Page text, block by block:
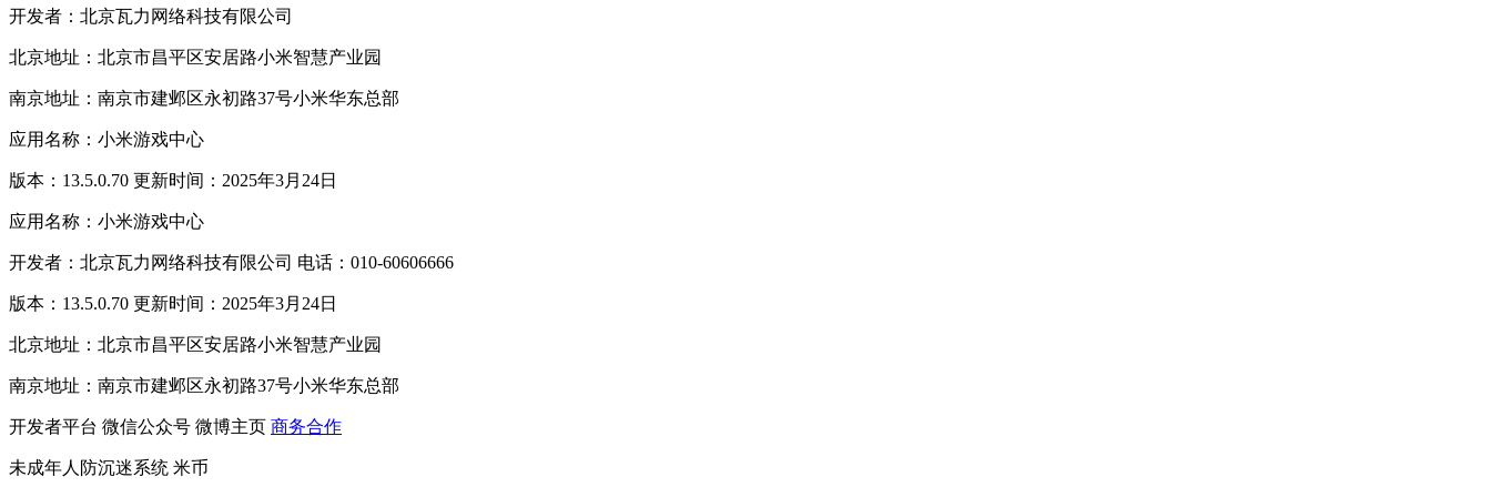
开发者：北京瓦力网络科技有限公司
北京地址：北京市昌平区安居路小米智慧产业园
南京地址：南京市建邺区永初路37号小米华东总部
应用名称：小米游戏中心
版本：13.5.0.70 更新时间：2025年3月24日
应用名称：小米游戏中心
开发者：北京瓦力网络科技有限公司 电话：010-60606666
版本：13.5.0.70 更新时间：2025年3月24日
北京地址：北京市昌平区安居路小米智慧产业园
南京地址：南京市建邺区永初路37号小米华东总部
开发者平台 微信公众号 微博主页 商务合作
未成年人防沉迷系统 米币